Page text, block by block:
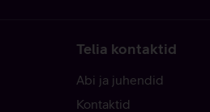
Telia kontaktid
Abi ja juhendid
Kontaktid